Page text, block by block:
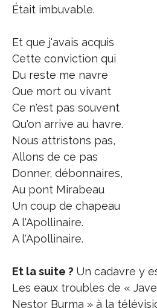
Était imbuvable.
Et que j'avais acquis
Cette conviction qui
Du reste me navre
Que mort ou vivant
Ce n'est pas souvent
Qu'on arrive au havre.
Nous attristons pas,
Allons de ce pas
Donner, débonnaires,
Au pont Mirabeau
Un coup de chapeau
A l'Apollinaire.
A l'Apollinaire.
Et la suite ? Un cadavre y
Les eaux troubles de «
Nestor Burma » à la